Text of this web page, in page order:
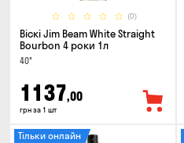
(0)
Віскі Jim Beam White Straight
Bourbon 4 роки 1л
40°
1137,00
грн за 1 шт
Тільки онлайн